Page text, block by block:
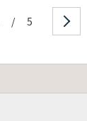
/ 5